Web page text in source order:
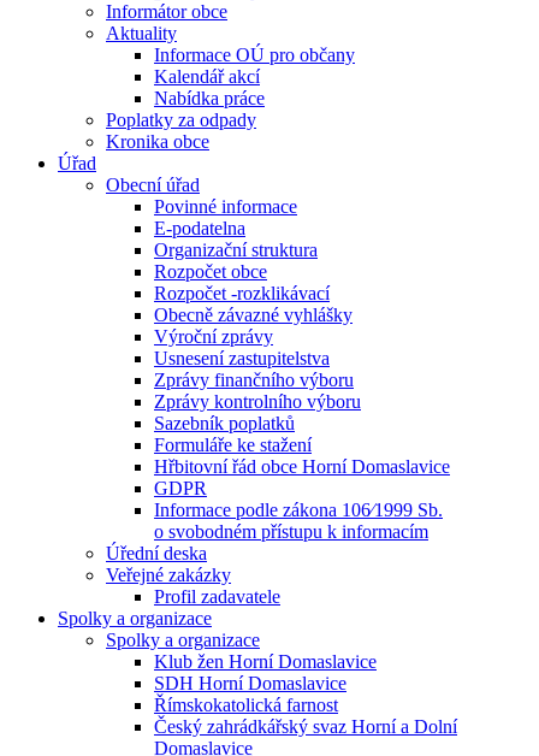
Informátor obce
Aktuality
Informace OÚ pro občany
Kalendář akcí
Nabídka práce
Poplatky za odpady
Kronika obce
Úřad
Obecní úřad
Povinné informace
E-podatelna
Organizační struktura
Rozpočet obce
Rozpočet -rozklikávací
Obecně závazné vyhlášky
Výroční zprávy
Usnesení zastupitelstva
Zprávy finančního výboru
Zprávy kontrolního výboru
Sazebník poplatků
Formuláře ke stažení
Hřbitovní řád obce Horní Domaslavice
GDPR
Informace podle zákona 106⁄1999 Sb.
o svobodném přístupu k informacím
Úřední deska
Veřejné zakázky
Profil zadavatele
Spolky a organizace
Spolky a organizace
Klub žen Horní Domaslavice
SDH Horní Domaslavice
Římskokatolická farnost
Český zahrádkářský svaz Horní a Dolní
Domaslavice